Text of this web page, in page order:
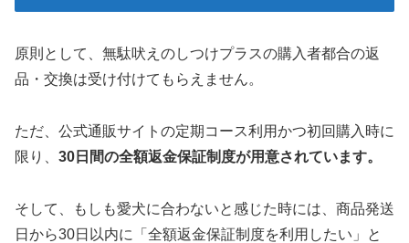
原則として、無駄吠えのしつけプラスの購入者都合の返
品・交換は受け付けてもらえません。
ただ、公式通販サイトの定期コース利用かつ初回購入時に
限り、 30日間の全額返金保証制度が用意されています。
そして、もしも愛犬に合わないと感じた時には、商品発送
日から30日以内に「全額返金保証制度を利用したい」と